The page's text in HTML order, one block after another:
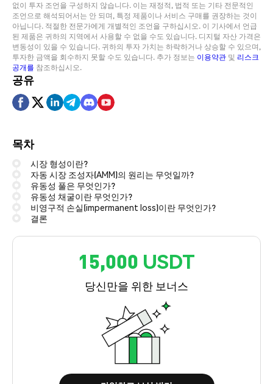
없이 투자 조언을 구성하지 않습니다. 이는 재정적, 법적 또는 기타 전문적인
조언으로 해석되어서는 안 되며, 특정 제품이나 서비스 구매를 권장하는 것이
아닙니다. 적절한 전문가에게 개별적인 조언을 구하십시오. 이 기사에서 언급
된 제품은 귀하의 지역에서 사용할 수 없을 수도 있습니다. 디지털 자산 가격은
변동성이 있을 수 있습니다. 귀하의 투자 가치는 하락하거나 상승할 수 있으며,
투자한 금액을 회수하지 못할 수도 있습니다. 추가 정보는 이용약관 및 리스크
공개를 참조하십시오.
공유
목차
시장 형성이란?
자동 시장 조성자(AMM)의 원리는 무엇일까?
유동성 풀은 무엇인가?
유동성 채굴이란 무엇인가?
비영구적 손실(impermanent loss)이란 무엇인가?
결론
15,000 USDT
당신만을 위한 보너스